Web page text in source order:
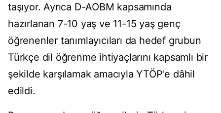
taşıyor. Ayrıca D-AOBM kapsamında
hazırlanan 7-10 yaş ve 11-15 yaş genç
öğrenenler tanımlayıcıları da hedef grubun
Türkçe dil öğrenme ihtiyaçlarını kapsamlı bir
şekilde karşılamak amacıyla YTÖP'e dâhil
edildi.